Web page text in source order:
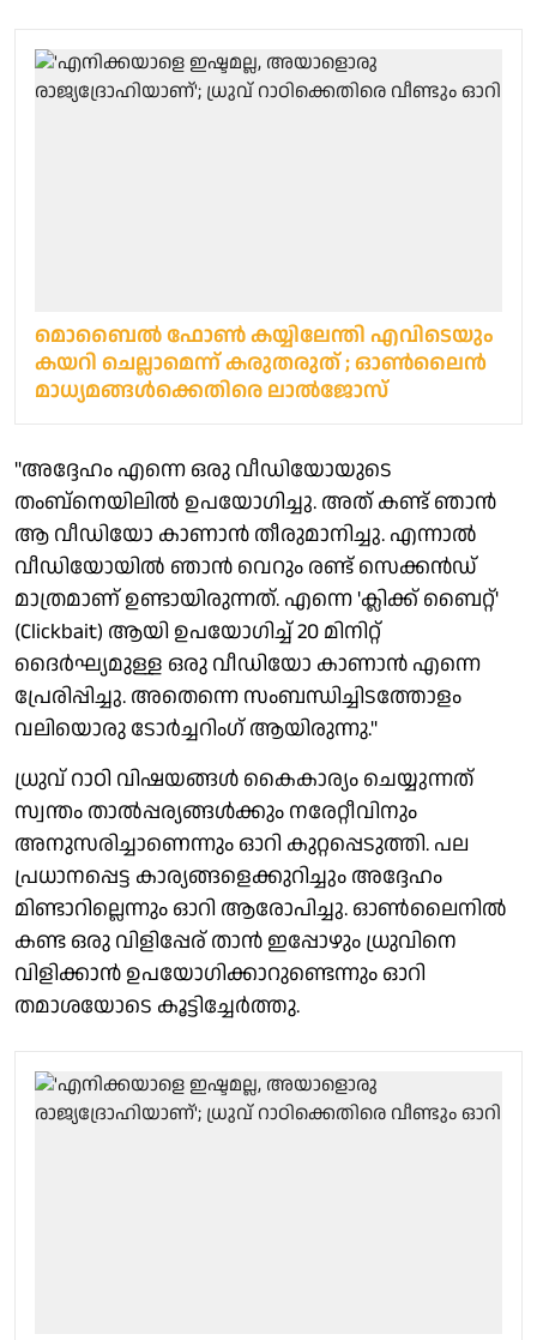
മൊബൈൽ ഫോൺ കയ്യിലേന്തി എവിടെയും
കയറി ചെല്ലാമെന്ന് കരുതരുത് ; ഓൺലൈൻ
മാധ്യമങ്ങൾക്കെതിരെ ലാൽജോസ്
"അദ്ദേഹം എന്നെ ഒരു വീഡിയോയുടെ
തംബ്‌നെയിലിൽ ഉപയോഗിച്ചു. അത് കണ്ട് ഞാൻ
ആ വീഡിയോ കാണാൻ തീരുമാനിച്ചു. എന്നാൽ
വീഡിയോയിൽ ഞാൻ വെറും രണ്ട് സെക്കൻഡ്
മാത്രമാണ് ഉണ്ടായിരുന്നത്. എന്നെ 'ക്ലിക്ക് ബൈറ്റ്'
(Clickbait) ആയി ഉപയോഗിച്ച് 20 മിനിറ്റ്
ദൈർഘ്യമുള്ള ഒരു വീഡിയോ കാണാൻ എന്നെ
പ്രേരിപ്പിച്ചു. അതെന്നെ സംബന്ധിച്ചിടത്തോളം
വലിയൊരു ടോർച്ചറിംഗ് ആയിരുന്നു."
ധ്രുവ് റാഠി വിഷയങ്ങൾ കൈകാര്യം ചെയ്യുന്നത്
സ്വന്തം താൽപ്പര്യങ്ങൾക്കും നരേറ്റീവിനും
അനുസരിച്ചാണെന്നും ഓറി കുറ്റപ്പെടുത്തി. പല
പ്രധാനപ്പെട്ട കാര്യങ്ങളെക്കുറിച്ചും അദ്ദേഹം
മിണ്ടാറില്ലെന്നും ഓറി ആരോപിച്ചു. ഓൺലൈനിൽ
കണ്ട ഒരു വിളിപ്പേര് താൻ ഇപ്പോഴും ധ്രുവിനെ
വിളിക്കാൻ ഉപയോഗിക്കാറുണ്ടെന്നും ഓറി
തമാശയോടെ കൂട്ടിച്ചേർത്തു.